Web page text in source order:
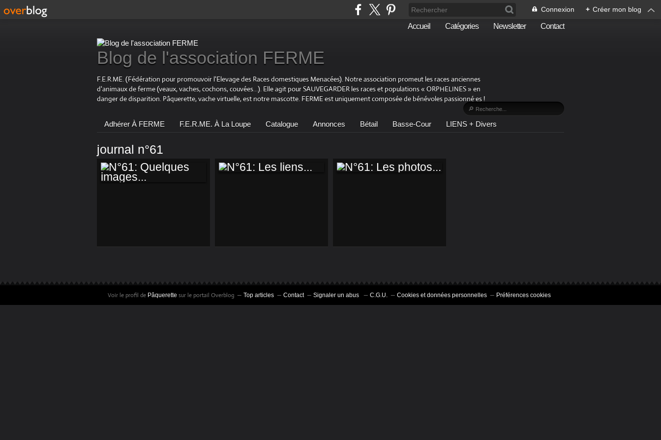
Connexion + Créer mon blog
Accueil Catégories Newsletter Contact
Blog de l'association FERME
F.E.R.ME. (Fédération pour promouvoir l'Elevage des Races domestiques Menacées). Notre association promeut les races anciennes
d'animaux de ferme (veaux, vaches, cochons, couvées…). Elle agit pour SAUVEGARDER les races et populations « ORPHELINES » en
danger de disparition. Pâquerette, vache virtuelle, est notre mascotte. FERME est uniquement composée de bénévoles passionné·es !
Adhérer À FERME F.E.R.ME. À La Loupe Catalogue Annonces Bétail Basse-Cour LIENS + Divers
journal n°61
Voir le profil de Pâquerette sur le portail Overblog Top articles Contact Signaler un abus C.G.U. Cookies et données personnelles Préférences cookies